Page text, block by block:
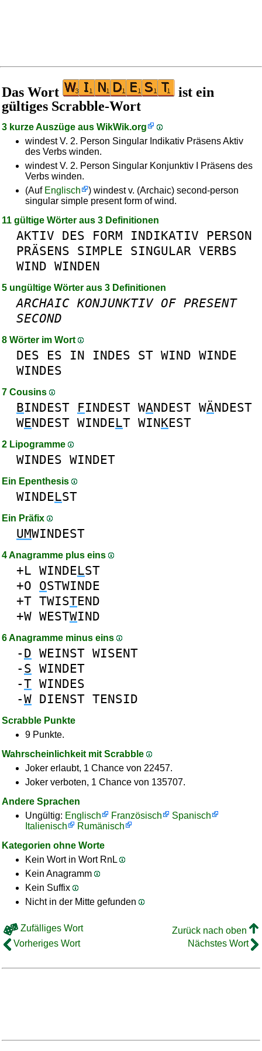
Das Wort
ist ein
gültiges Scrabble-Wort
3 kurze Auszüge aus WikWik.org
windest V. 2. Person Singular Indikativ Präsens Aktiv
des Verbs winden.
windest V. 2. Person Singular Konjunktiv I Präsens des
Verbs winden.
(Auf Englisch
) windest v. (Archaic) second-person
singular simple present form of wind.
11 gültige Wörter aus 3 Definitionen
AKTIV DES FORM INDIKATIV
PERSON
PRÄSENS SIMPLE SINGULAR VERBS
WIND WINDEN
5 ungültige Wörter aus 3 Definitionen
ARCHAIC KONJUNKTIV OF PRESENT
SECOND
8 Wörter im Wort
DES ES IN INDES ST WIND WINDE
WINDES
7 Cousins
BINDEST FINDEST WANDEST WÄNDEST
WENDEST WINDELT WINKEST
2 Lipogramme
WINDES WINDET
Ein Epenthesis
WINDELST
Ein Präfix
UMWINDEST
4 Anagramme plus eins
+L WINDELST
+O OSTWINDE
+T TWISTEND
+W WESTWIND
6 Anagramme minus eins
- D WEINST WISENT
- S WINDET
-T WINDES
-W DIENST TENSID
Scrabble Punkte
9 Punkte.
Wahrscheinlichkeit mit Scrabble
Joker erlaubt, 1 Chance von 22457.
Joker verboten, 1 Chance von 135707.
Andere Sprachen
Ungültig: Englisch Französisch
Spanisch
Italienisch
Rumänisch
Kategorien ohne Worte
Kein Wort in Wort RnL
Kein Anagramm
Kein Suffix
Nicht in der Mitte gefunden
Zufälliges Wort
Zurück nach oben
Vorheriges Wort
Nächstes Wort